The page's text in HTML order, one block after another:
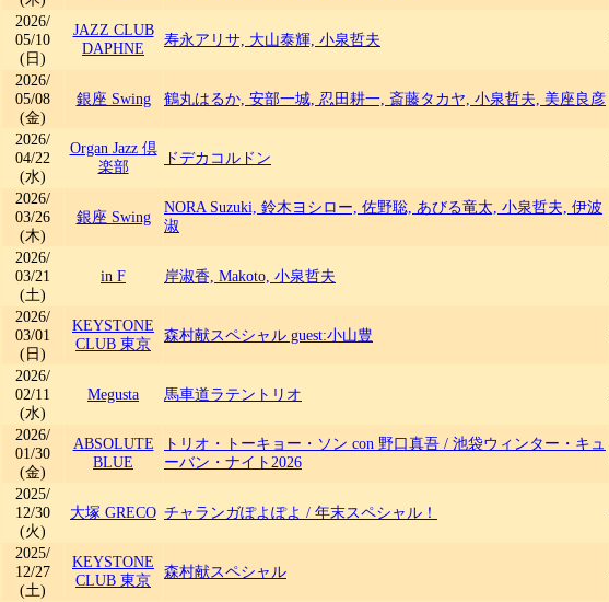
2026/
05/10
(日)
JAZZ CLUB
DAPHNE
寿永アリサ, 大山泰輝, 小泉哲夫
2026/
05/08
(金)
銀座 Swing 鶴丸はるか, 安部一城, 忍田耕一, 斎藤タカヤ, 小泉哲夫, 美座良彦
2026/
04/22
(水)
Organ Jazz 倶
楽部
ドデカコルドン
2026/
03/26
(木)
銀座 Swing
NORA Suzuki, 鈴木ヨシロー, 佐野聡, あびる竜太, 小泉哲夫, 伊波
淑
2026/
03/21
(土)
in F 岸淑香, Makoto, 小泉哲夫
2026/
03/01
(日)
KEYSTONE
CLUB 東京
森村献スペシャル guest:小山豊
2026/
02/11
(水)
Megusta 馬車道ラテントリオ
2026/
01/30
(金)
ABSOLUTE
BLUE
トリオ・トーキョー・ソン con 野口真吾 / 池袋ウィンター・キュ
ーバン・ナイト2026
2025/
12/30
(火)
大塚 GRECO チャランガぽよぽよ / 年末スペシャル！
2025/
12/27
(土)
KEYSTONE
CLUB 東京
森村献スペシャル